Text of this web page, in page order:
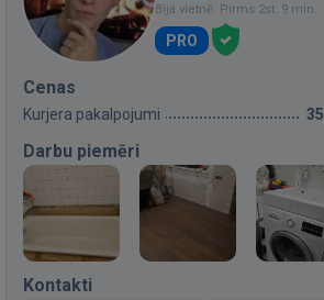
Bija vietnē: Pirms 2st. 9 min.
PRO
Cenas
Kurjera pakalpojumi
Darbu piemēri
Kontakti